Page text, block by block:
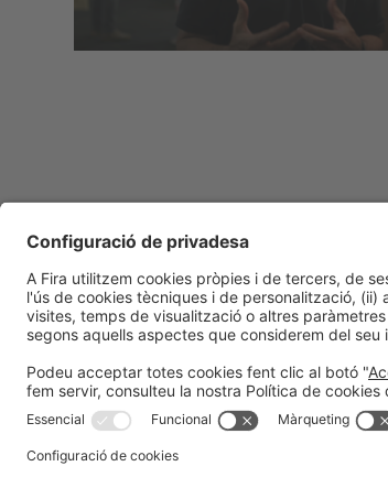
Informació general
Política de privacitat
Política de cookies